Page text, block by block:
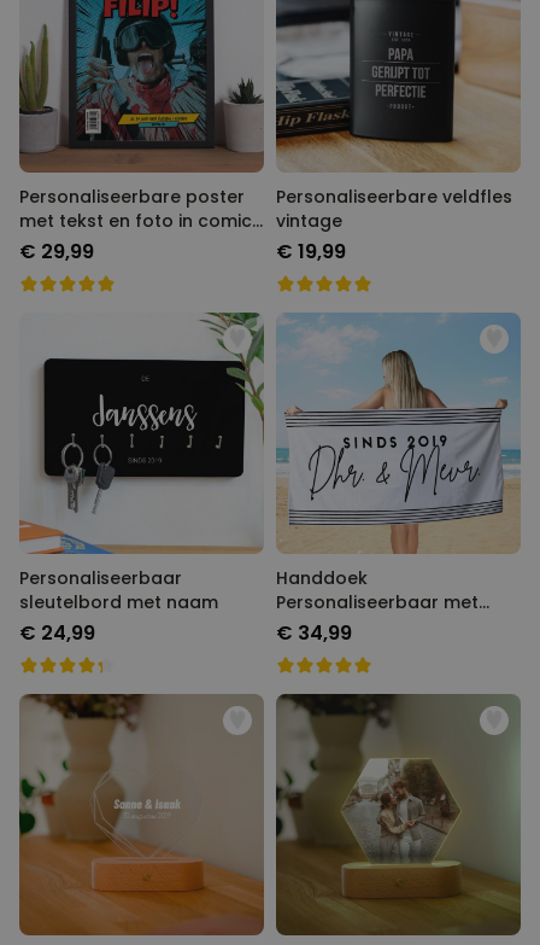
Personaliseerbare poster
met tekst en foto in comic
stijl
€ 29,99
Personaliseerbare veldfles
vintage
€ 19,99
Personaliseerbaar
sleutelbord met naam
€ 24,99
Handdoek
Personaliseerbaar met
Verschillende
Achtergronden
€ 34,99